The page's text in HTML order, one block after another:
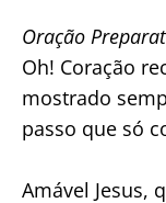
Oração
Oh! Coração
mostrado
passo que só
Amável Jesus,